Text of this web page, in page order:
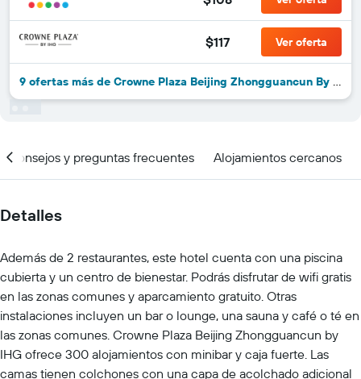
$117 Ver oferta
9 ofertas más de Crowne Plaza Beijing Zhongguancun By IHG
Consejos y preguntas frecuentes Alojamientos cercanos
Detalles
Además de 2 restaurantes, este hotel cuenta con una piscina
cubierta y un centro de bienestar. Podrás disfrutar de wifi gratis
en las zonas comunes y aparcamiento gratuito. Otras
instalaciones incluyen un bar o lounge, una sauna y café o té en
las zonas comunes. Crowne Plaza Beijing Zhongguancun by
IHG ofrece 300 alojamientos con minibar y caja fuerte. Las
camas tienen colchones con una capa de acolchado adicional